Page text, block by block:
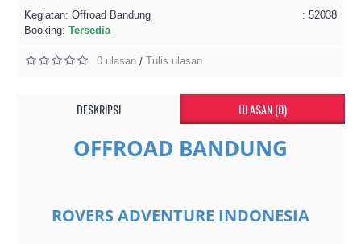
: 52038
Kegiatan: Offroad Bandung
Booking: Tersedia
0 ulasan / Tulis ulasan
DESKRIPSI ULASAN (0)
OFFROAD BANDUNG
ROVERS ADVENTURE INDONESIA